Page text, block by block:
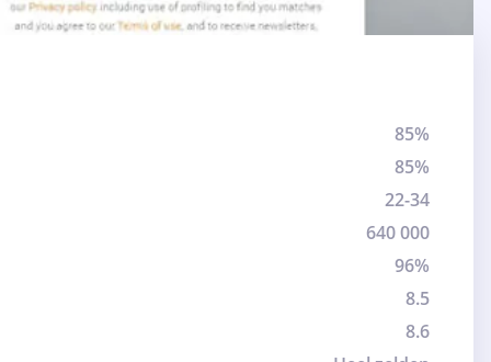
85%
85%
22-34
640 000
96%
8.5
8.6